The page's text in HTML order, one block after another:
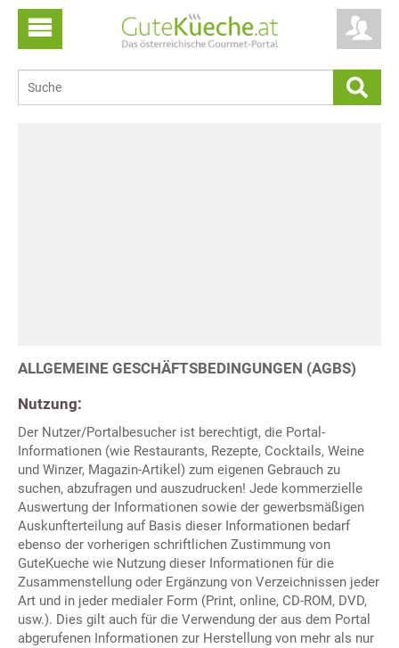
ALLGEMEINE GESCHÄFTSBEDINGUNGEN (AGBS)
Nutzung:
Der Nutzer/Portalbesucher ist berechtigt, die Portal-
Informationen (wie Restaurants, Rezepte, Cocktails, Weine
und Winzer, Magazin-Artikel) zum eigenen Gebrauch zu
suchen, abzufragen und auszudrucken! Jede kommerzielle
Auswertung der Informationen sowie der gewerbsmäßigen
Auskunfterteilung auf Basis dieser Informationen bedarf
ebenso der vorherigen schriftlichen Zustimmung von
GuteKueche wie Nutzung dieser Informationen für die
Zusammenstellung oder Ergänzung von Verzeichnissen jeder
Art und in jeder medialer Form (Print, online, CD-ROM, DVD,
usw.). Dies gilt auch für die Verwendung der aus dem Portal
abgerufenen Informationen zur Herstellung von mehr als nur